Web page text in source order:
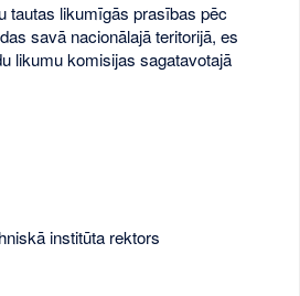
tautas likumīgās prasības pēc
savā nacionālajā teritorijā, es
likumu komisijas sagatavotajā
institūta rektors